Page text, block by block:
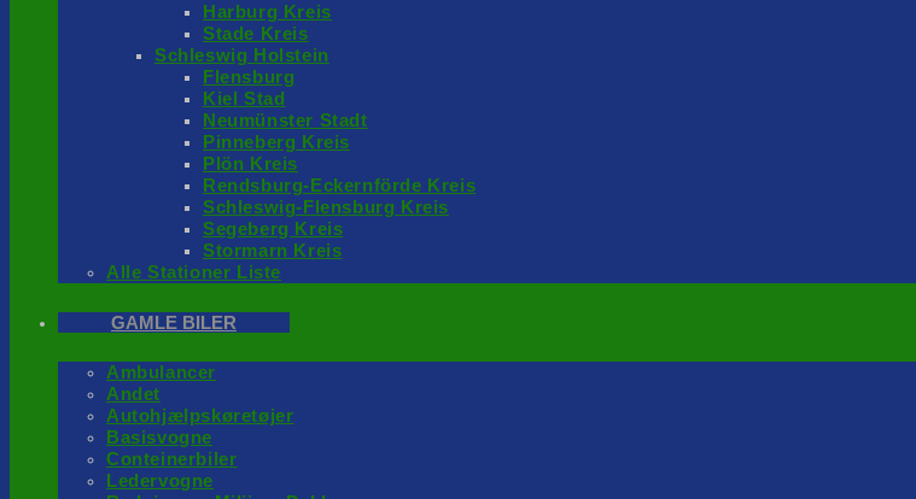
Harburg Kreis
Stade Kreis
Schleswig Holstein
Flensburg
Kiel Stad
Neumünster Stadt
Pinneberg Kreis
Plön Kreis
Rendsburg-Eckernförde Kreis
Schleswig-Flensburg Kreis
Segeberg Kreis
Stormarn Kreis
Alle Stationer Liste
GAMLE BILER
Ambulancer
Andet
Autohjælpskøretøjer
Basisvogne
Conteinerbiler
Ledervogne